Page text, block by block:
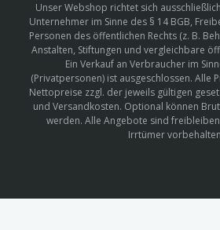
Unser Webshop richtet sich
Unternehmer im Sinne des § 14 BGB,
Personen des öffentlichen Rechts (z. B.
Anstalten, Stiftungen und vergleichbare
Ein Verkauf an Verbraucher im
(Privatpersonen) ist ausgeschlossen. Alle
Nettopreise zzgl. der jeweils gültigen
und Versandkosten. Optional können
werden. Alle Angebote sind
Irrtümer